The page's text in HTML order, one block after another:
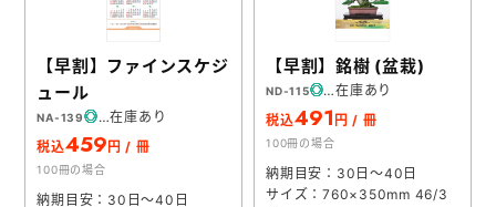
【早割】ファインスケジ
ュール
NA-139
在庫あり
税込459 円 / 冊
100冊の場合
納期目安：30日～40日
【早割】銘樹 (盆栽)
ND-115
在庫あり
税込491 円 / 冊
100冊の場合
納期目安：30日～40日
サイズ：760×350mm 46/3